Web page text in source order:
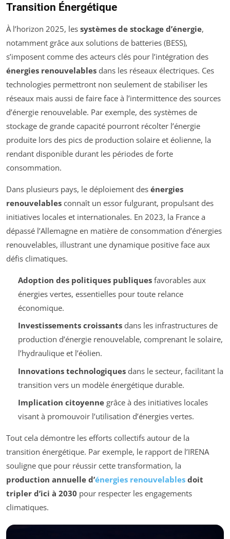
Transition Énergétique
À l’horizon 2025, les systèmes de stockage d’énergie,
notamment grâce aux solutions de batteries (BESS),
s’imposent comme des acteurs clés pour l’intégration des
énergies renouvelables dans les réseaux électriques. Ces
technologies permettront non seulement de stabiliser les
réseaux mais aussi de faire face à l’intermittence des sources
d’énergie renouvelable. Par exemple, des systèmes de
stockage de grande capacité pourront récolter l’énergie
produite lors des pics de production solaire et éolienne, la
rendant disponible durant les périodes de forte
consommation.
Dans plusieurs pays, le déploiement des énergies
renouvelables connaît un essor fulgurant, propulsant des
initiatives locales et internationales. En 2023, la France a
dépassé l’Allemagne en matière de consommation d’énergies
renouvelables, illustrant une dynamique positive face aux
défis climatiques.
Adoption des politiques publiquesfavorables aux
énergies vertes, essentielles pour toute relance
économique.
Investissements croissantsdans les infrastructures de
production d’énergie renouvelable, comprenant le solaire,
l’hydraulique et l’éolien.
Innovations technologiquesdans le secteur, facilitant la
transition vers un modèle énergétique durable.
Implication citoyennegrâce à des initiatives locales
visant à promouvoir l’utilisation d’énergies vertes.
Tout cela démontre les efforts collectifs autour de la
transition énergétique. Par exemple, le rapport de l’IRENA
souligne que pour réussir cette transformation, la
production annuelle d’énergies renouvelables doit
tripler d’ici à 2030 pour respecter les engagements
climatiques.